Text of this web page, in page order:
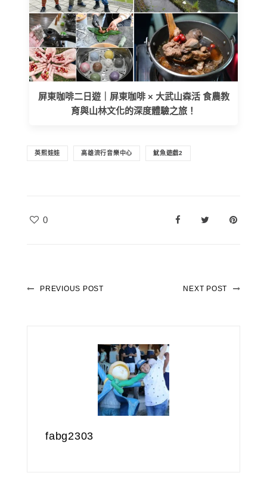
屏東咖啡二日遊｜屏東咖啡 × 大武山森活 食農教
育與山林文化的深度體驗之旅！
英熙娃娃 高雄流行音樂中心 魷魚遊戲2
0
PREVIOUS POST NEXT POST
fabg2303